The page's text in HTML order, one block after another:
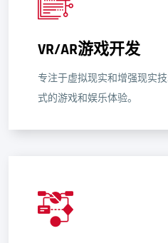
VR/AR游戏开发
专注于虚拟现实和增强现实
式的游戏和娱乐体验。